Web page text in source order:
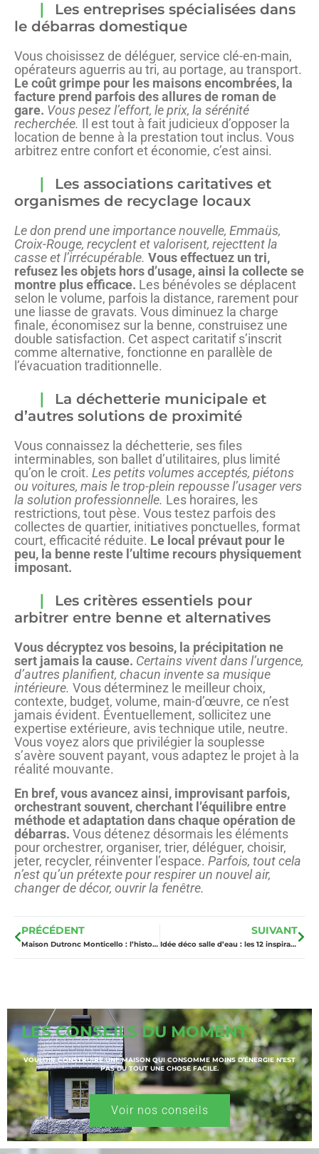
Les entreprises spécialisées dans
le débarras domestique
Vous choisissez de déléguer, service clé-en-main,
opérateurs aguerris au tri, au portage, au transport.
Le coût grimpe pour les maisons encombrées, la
facture prend parfois des allures de roman de
gare. Vous pesez l’effort, le prix, la sérénité
recherchée. Il est tout à fait judicieux d’opposer la
location de benne à la prestation tout inclus. Vous
arbitrez entre confort et économie, c’est ainsi.
Les associations caritatives et
organismes de recyclage locaux
Le don prend une importance nouvelle, Emmaüs,
Croix-Rouge, recyclent et valorisent, rejecttent la
casse et l’irrécupérable. Vous effectuez un tri,
refusez les objets hors d’usage, ainsi la collecte se
montre plus efficace. Les bénévoles se déplacent
selon le volume, parfois la distance, rarement pour
une liasse de gravats. Vous diminuez la charge
finale, économisez sur la benne, construisez une
double satisfaction. Cet aspect caritatif s’inscrit
comme alternative, fonctionne en parallèle de
l’évacuation traditionnelle.
La déchetterie municipale et
d’autres solutions de proximité
Vous connaissez la déchetterie, ses files
interminables, son ballet d’utilitaires, plus limité
qu’on le croit. Les petits volumes acceptés, piétons
ou voitures, mais le trop-plein repousse l’usager vers
la solution professionnelle. Les horaires, les
restrictions, tout pèse. Vous testez parfois des
collectes de quartier, initiatives ponctuelles, format
court, efficacité réduite. Le local prévaut pour le
peu, la benne reste l’ultime recours physiquement
imposant.
Les critères essentiels pour
arbitrer entre benne et alternatives
Vous décryptez vos besoins, la précipitation ne
sert jamais la cause. Certains vivent dans l’urgence,
d’autres planifient, chacun invente sa musique
intérieure. Vous déterminez le meilleur choix,
contexte, budget, volume, main-d’œuvre, ce n’est
jamais évident. Éventuellement, sollicitez une
expertise extérieure, avis technique utile, neutre.
Vous voyez alors que privilégier la souplesse
s’avère souvent payant, vous adaptez le projet à la
réalité mouvante.
En bref, vous avancez ainsi, improvisant parfois,
orchestrant souvent, cherchant l’équilibre entre
méthode et adaptation dans chaque opération de
débarras. Vous détenez désormais les éléments
pour orchestrer, organiser, trier, déléguer, choisir,
jeter, recycler, réinventer l’espace. Parfois, tout cela
n’est qu’un prétexte pour respirer un nouvel air,
changer de décor, ouvrir la fenêtre.
PRÉCÉDENT
Maison Dutronc Monticello : l’histoire et le quotidien d’une villa mythique
SUIVANT
Idée déco salle d’eau : les 12 inspirations pour sublimer un petit espace
LES CONSEILS DU MOMENT
VOULOIR CONSTRUIRE UNE MAISON QUI CONSOMME MOINS D’ÉNERGIE N’EST
PAS DU TOUT UNE CHOSE FACILE.
Voir nos conseils